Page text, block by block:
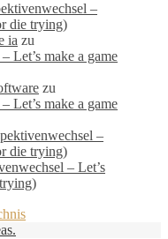
–
die trying)
ia zu
Let’s make a game
zu
Let’s make a game
–
die trying)
– Let’s